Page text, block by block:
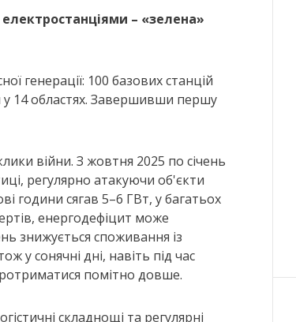
– «зелена»
генерації: 100 базових станцій
у 14 областях. Завершивши першу
війни. З жовтня 2025 по січень
регулярно атакуючи об'єкти
години сягав 5–6 ГВт, у багатьох
енергодефіцит може
знижується споживання із
у сонячні дні, навіть під час
помітно довше.
складнощі та регулярні